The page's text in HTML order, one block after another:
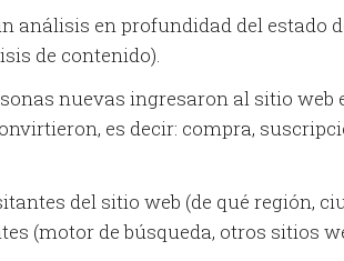
análisis en profundidad del estado
de contenido).
nuevas ingresaron al sitio web
es decir: compra,
del sitio web (de qué región,
(motor de búsqueda, otros sitios